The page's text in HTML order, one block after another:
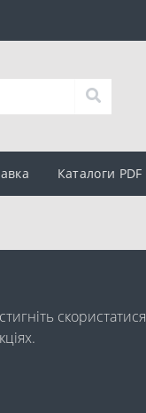
Каталоги PDF
скористатися